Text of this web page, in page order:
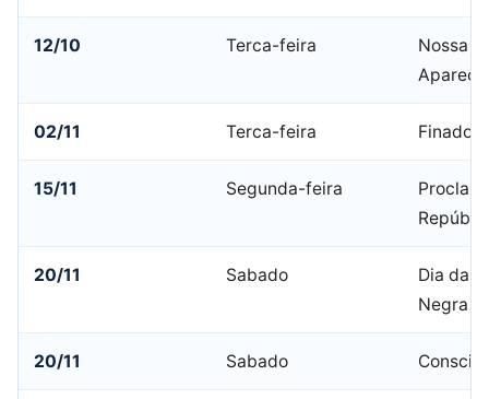
12/10 Terca-feira
Nossa
02/11 Terca-feira Finados
15/11 Segunda-feira
20/11 Sabado
Dia da
Negra
20/11 Sabado